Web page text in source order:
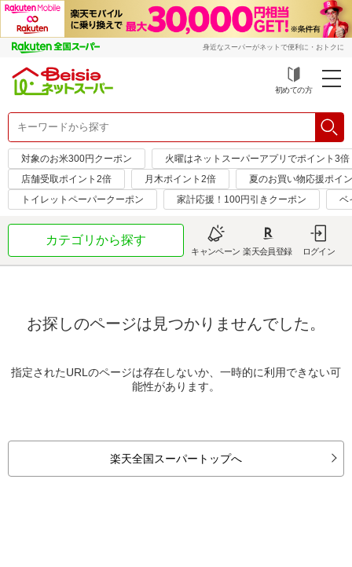
身近なスーパーがネットで便利に・おトクに
初めての方
対象のお米300円クーポン
火曜はネットスーパーアプリでポイント3倍
店舗受取ポイント2倍
月木ポイント2倍
夏のお買い物応援ポイ
トイレットペーパークーポン
家計応援！100円引きクーポン ベ
カテゴリから探す
キャンペーン 楽天会員登録 ログイン
お探しのページは見つかりませんでした。
指定されたURLのページは存在しないか、一時的に利用できない可
能性があります。
楽天全国スーパートップへ